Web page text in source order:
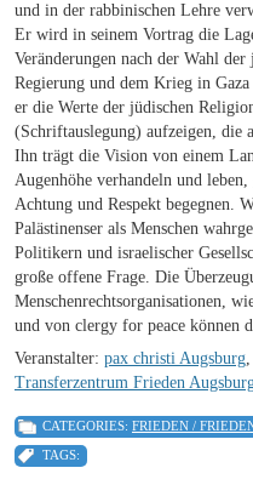
und in der rabbinischen Lehre
Er wird in seinem Vortrag die
Veränderungen nach der Wahl
Regierung und dem Krieg in
er die Werte der jüdischen
(Schriftauslegung) aufzeigen, die
Ihn trägt die Vision von einem
Augenhöhe verhandeln und
Achtung und Respekt begegnen.
Palästinenser als Menschen
Politikern und israelischer
große offene Frage. Die
Menschenrechtsorganisationen,
und von clergy for peace können
Veranstalter: pax christi Augsburg
Transferzentrum Frieden
CATEGORIES: FRIEDEN /
TAGS: